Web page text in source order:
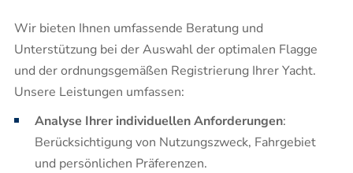
Wir bieten Ihnen umfassende Beratung und
Unterstützung bei der Auswahl der optimalen Flagge
und der ordnungsgemäßen Registrierung Ihrer Yacht.
Unsere Leistungen umfassen:​
Analyse Ihrer individuellen Anforderungen:
Berücksichtigung von Nutzungszweck, Fahrgebiet
und persönlichen Präferenzen.​